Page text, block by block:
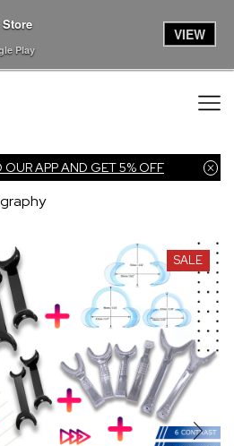
Store
Play
VIEW
APP AND GET 5% OFF
SALE